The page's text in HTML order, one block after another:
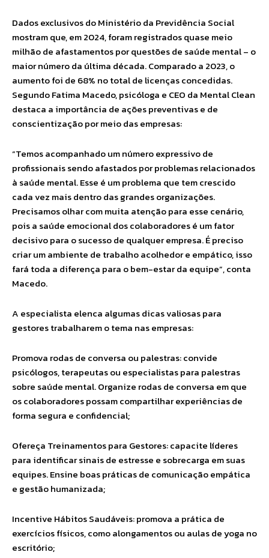
Dados exclusivos do Ministério da Previdência Social
mostram que, em 2024, foram registrados quase meio
milhão de afastamentos por questões de saúde mental – o
maior número da última década. Comparado a 2023, o
aumento foi de 68% no total de licenças concedidas.
Segundo Fatima Macedo, psicóloga e CEO da Mental Clean
destaca a importância de ações preventivas e de
conscientização por meio das empresas:
“Temos acompanhado um número expressivo de
profissionais sendo afastados por problemas relacionados
à saúde mental. Esse é um problema que tem crescido
cada vez mais dentro das grandes organizações.
Precisamos olhar com muita atenção para esse cenário,
pois a saúde emocional dos colaboradores é um fator
decisivo para o sucesso de qualquer empresa. É preciso
criar um ambiente de trabalho acolhedor e empático, isso
fará toda a diferença para o bem-estar da equipe”, conta
Macedo.
A especialista elenca algumas dicas valiosas para
gestores trabalharem o tema nas empresas:
Promova rodas de conversa ou palestras: convide
psicólogos, terapeutas ou especialistas para palestras
sobre saúde mental. Organize rodas de conversa em que
os colaboradores possam compartilhar experiências de
forma segura e confidencial;
Ofereça Treinamentos para Gestores: capacite líderes
para identificar sinais de estresse e sobrecarga em suas
equipes. Ensine boas práticas de comunicação empática
e gestão humanizada;
Incentive Hábitos Saudáveis: promova a prática de
exercícios físicos, como alongamentos ou aulas de yoga no
escritório;